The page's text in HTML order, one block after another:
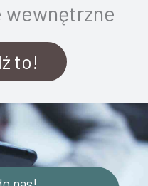
wewnętrzne
to!